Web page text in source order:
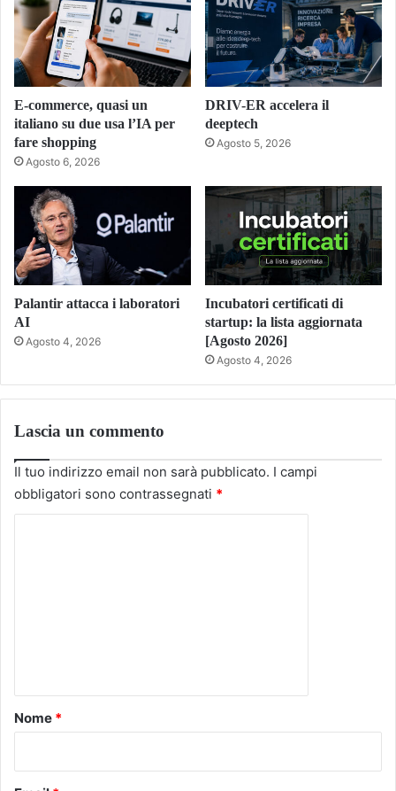
E-commerce, quasi un
italiano su due usa l’IA per
fare shopping
Agosto 6, 2026
DRIV-ER accelera il
deeptech
Agosto 5, 2026
Palantir attacca i laboratori
AI
Agosto 4, 2026
Incubatori certificati di
startup: la lista aggiornata
[Agosto 2026]
Agosto 4, 2026
Lascia un commento
Il tuo indirizzo email non sarà pubblicato. I campi
obbligatori sono contrassegnati *
o
Nome *